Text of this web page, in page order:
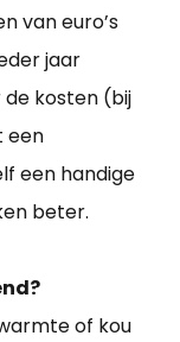
van euro’s
jaar
de kosten (bij
een
een handige
beter.
of kou